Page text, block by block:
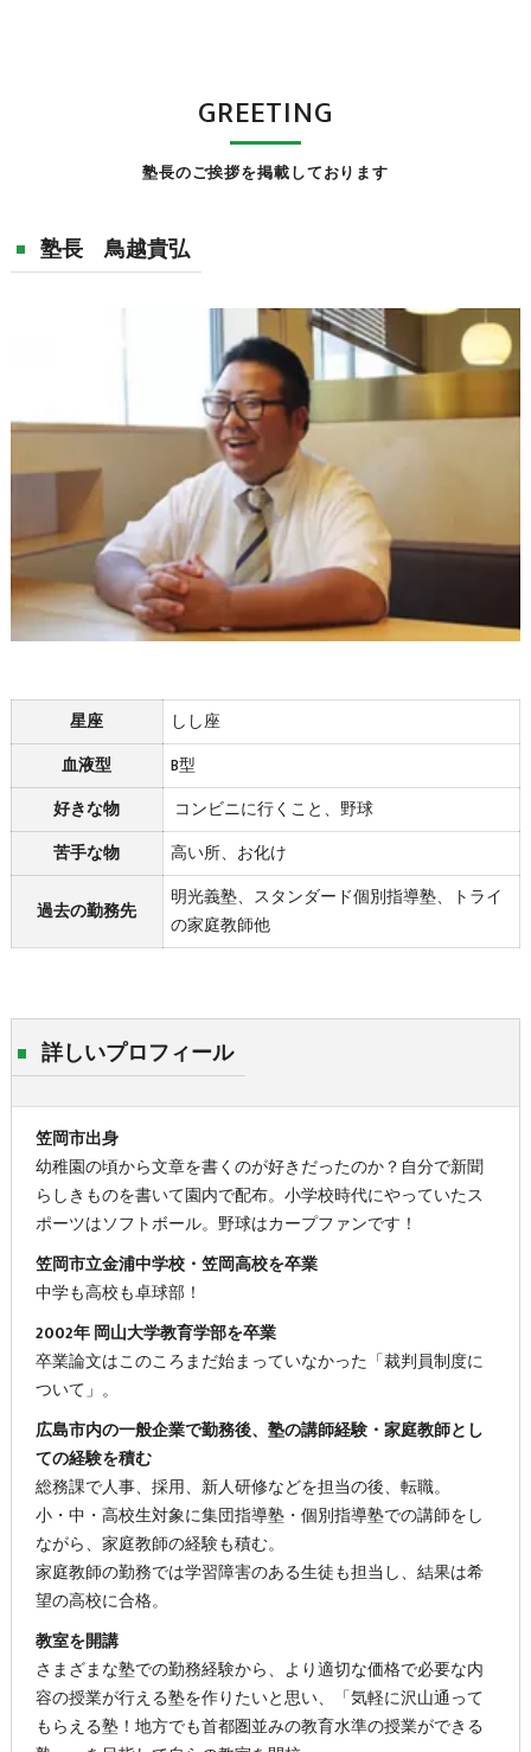
GREETING
塾長のご挨拶を掲載しております
塾長 鳥越貴弘
星座
しし座
血液型
B型
好きな物
コンビニに行くこと、野球
苦手な物
高い所、お化け
過去の勤務先
明光義塾、スタンダード個別指導塾、トライ
の家庭教師他
詳しいプロフィール
笠岡市出身
幼稚園の頃から文章を書くのが好きだったのか？自分で新聞
らしきものを書いて園内で配布。小学校時代にやっていたス
ポーツはソフトボール。野球はカープファンです！
笠岡市立金浦中学校・笠岡高校を卒業
中学も高校も卓球部！
2002年 岡山大学教育学部を卒業
卒業論文はこのころまだ始まっていなかった「裁判員制度に
ついて」。
広島市内の一般企業で勤務後、塾の講師経験・家庭教師とし
ての経験を積む
総務課で人事、採用、新人研修などを担当の後、転職。
小・中・高校生対象に集団指導塾・個別指導塾での講師をし
ながら、家庭教師の経験も積む。
家庭教師の勤務では学習障害のある生徒も担当し、結果は希
望の高校に合格。
教室を開講
さまざまな塾での勤務経験から、より適切な価格で必要な内
容の授業が行える塾を作りたいと思い、「気軽に沢山通って
もらえる塾！地方でも首都圏並みの教育水準の授業ができる